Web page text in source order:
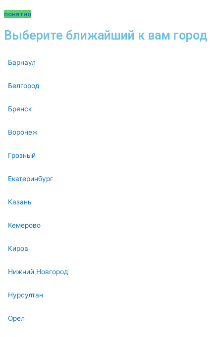
понятно
Выберите ближайший к вам город
Барнаул
Белгород
Брянск
Воронеж
Грозный
Екатеринбург
Казань
Кемерово
Киров
Нижний Новгород
Нурсултан
Орел